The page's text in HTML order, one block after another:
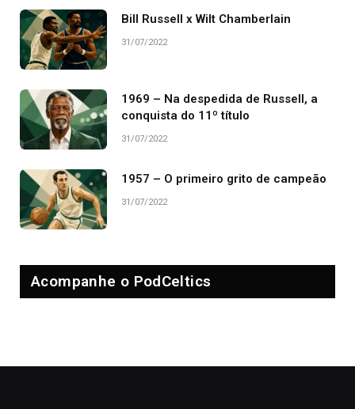
Bill Russell x Wilt Chamberlain
31/07/2022
1969 – Na despedida de Russell, a
conquista do 11º título
31/07/2022
1957 – O primeiro grito de campeão
31/07/2022
Acompanhe o PodCeltics